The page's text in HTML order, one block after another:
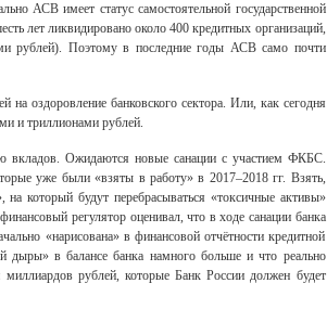
АСВ имеет статус самостоятельной государственной
лет ликвидировано около 400 кредитных организаций,
рублей). Поэтому в последние годы АСВ само почти
оздоровление банковского сектора. Или, как сегодня
и триллионами рублей.
вкладов. Ожидаются новые санации с участием ФКБС.
уже были «взяты в работу» в 2017–2018 гг. Взять,
который будут перебрасываться «токсичные активы»
регулятор оценивал, что в ходе санации банка
«нарисована» в финансовой отчётности кредитной
дыры» в балансе банка намного больше и что реально
рублей, которые Банк России должен будет